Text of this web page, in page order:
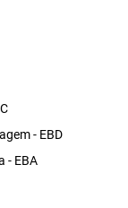
- EBD
- EBA